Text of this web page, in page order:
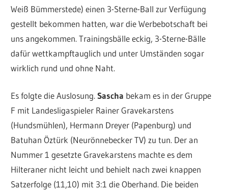
Weiß Bümmerstede) einen 3-Sterne-Ball zur Verfügung
gestellt bekommen hatten, war die Werbebotschaft bei
uns angekommen. Trainingsbälle eckig, 3-Sterne-Bälle
dafür wettkampftauglich und unter Umständen sogar
wirklich rund und ohne Naht.
Es folgte die Auslosung.Sascha bekam es in der Gruppe
F mit Landesligaspieler Rainer Gravekarstens
(Hundsmühlen), Hermann Dreyer (Papenburg) und
Batuhan Öztürk (Neurönnebecker TV) zu tun. Der an
Nummer 1 gesetzte Gravekarstens machte es dem
Hilteraner nicht leicht und behielt nach zwei knappen
Satzerfolge (11,10) mit 3:1 die Oberhand. Die beiden